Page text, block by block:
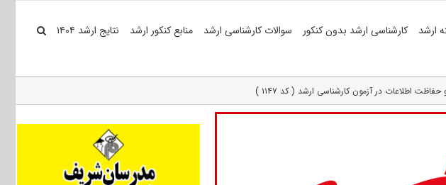
ارشد کارشناسی ارشد بدون کنکور سوالات کارشناسی ارشد منابع کنکور ارشد نتایج ارشد ۱۴۰۴
اطلاعات در آزمون کارشناسی ارشد ( کد ۱۱۴۷ )